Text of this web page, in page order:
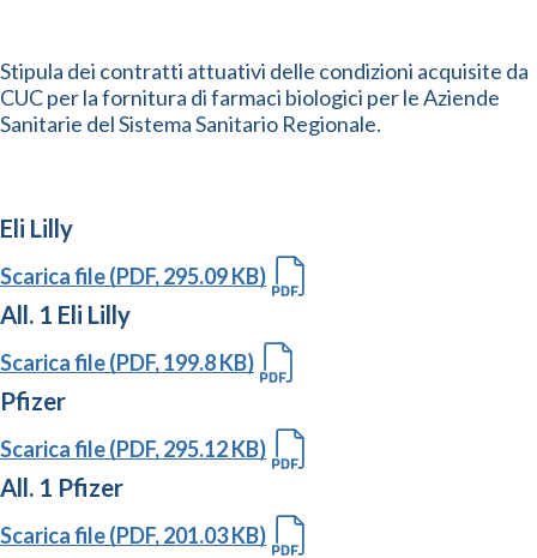
Stipula dei contratti attuativi delle condizioni acquisite da
CUC per la fornitura di farmaci biologici per le Aziende
Sanitarie del Sistema Sanitario Regionale.
Eli Lilly
Scarica file (PDF, 295.09 KB)
All. 1 Eli Lilly
Scarica file (PDF, 199.8 KB)
Pfizer
Scarica file (PDF, 295.12 KB)
All. 1 Pfizer
Scarica file (PDF, 201.03 KB)